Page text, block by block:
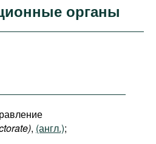
органы
, (англ.);